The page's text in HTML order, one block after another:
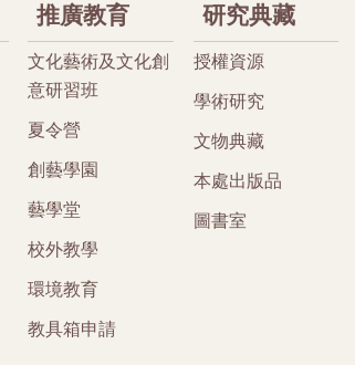
推廣教育
文化藝術及文化創
意研習班
夏令營
創藝學園
藝學堂
校外教學
環境教育
教具箱申請
研究典藏
授權資源
學術研究
文物典藏
本處出版品
圖書室